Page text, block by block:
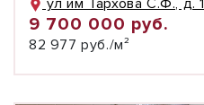
ул им Тархова С.Ф., д. 1
9 700 000 руб.
82 977 руб./м²